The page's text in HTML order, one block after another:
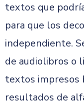
textos que
para que los
independiente.
de audiolibros o
textos impresos
resultados de